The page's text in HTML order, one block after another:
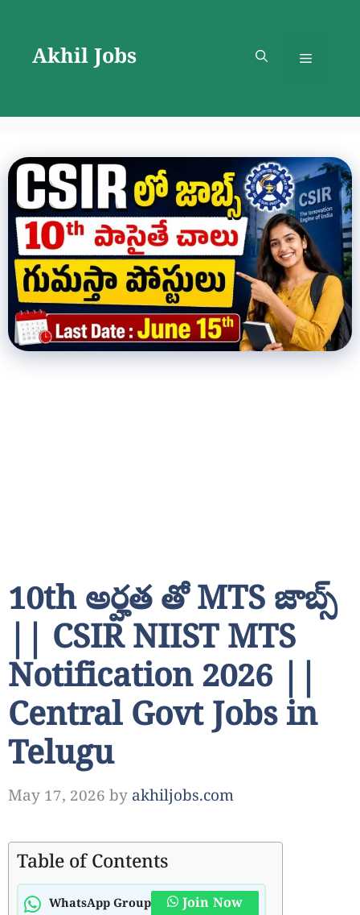
contentAkhil Jobs Menu
10th అర్హత తో MTS జాబ్స్
|| CSIR NIIST MTS
Notification 2026 ||
Central Govt Jobs in
Telugu
May 17, 2026 by akhiljobs.com
Table of Contents
WhatsApp Group Join Now